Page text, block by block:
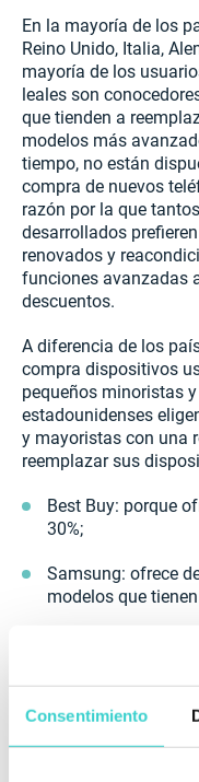
Consentimiento
En la mayoría de los
Reino Unido, Italia,
mayoría de los
leales son
que tienden a
modelos más
tiempo, no están
compra de nuevos
razón por la que
desarrollados
renovados y
funciones avanzadas
descuentos.
A diferencia de los
compra dispositivos
pequeños minoristas
estadounidenses
y mayoristas con una
reemplazar sus
Best Buy: porque
30%;
Samsung: ofrece
modelos que
Como productos
garantía de un año;
Amazon: también